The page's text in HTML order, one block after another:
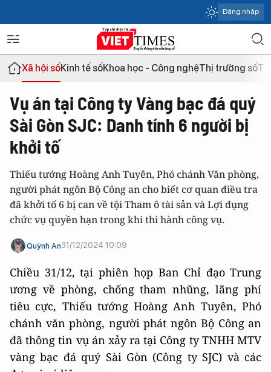
Đăng nhập
Xã hội sốKinh tế sốKhoa học - Công nghệThị trường số
Vụ án tại Công ty Vàng bạc đá quý
Sài Gòn SJC: Danh tính 6 người bị
khởi tố
Thiếu tướng Hoàng Anh Tuyên, Phó chánh Văn phòng,
người phát ngôn Bộ Công an cho biết cơ quan điều tra
đã khởi tố 6 bị can về tội Tham ô tài sản và Lợi dụng
chức vụ quyền hạn trong khi thi hành công vụ.
Quỳnh An31/12/2024 10:09
Chiều 31/12, tại phiên họp Ban Chỉ đạo Trung
ương về phòng, chống tham nhũng, lãng phí
tiêu cực, Thiếu tướng Hoàng Anh Tuyên, Phó
chánh văn phòng, người phát ngôn Bộ Công an
đã thông tin vụ án xảy ra tại Công ty TNHH MTV
vàng bạc đá quý Sài Gòn (Công ty SJC) và các